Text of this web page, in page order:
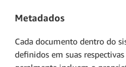
Metadados
Cada documento dentro do
definidos em suas